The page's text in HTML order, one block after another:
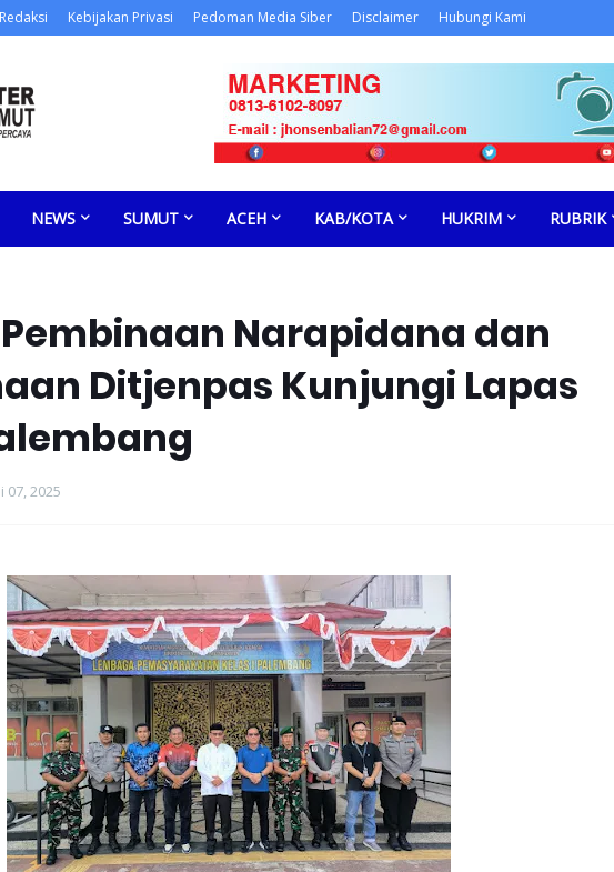
Redaksi Kebijakan Privasi Pedoman Media Siber Disclaimer Hubungi Kami
NEWS SUMUT ACEH KAB/KOTA HUKRIM RUBRIK
Narapidana dan
Ditjenpas Kunjungi Lapas
07, 2025